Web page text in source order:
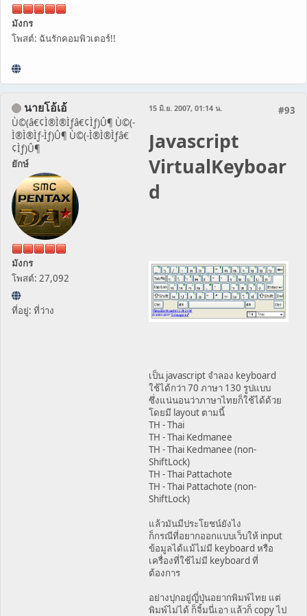
มังกร
โพสต์: ฉันรักคอมพิวเตอร์!!
นายโอ้เอ้
Ù©(â€¢Ì®Ì®Ìƒâ€¢Ìƒ)Û¶ Ù©(-
Ì®Ì®Ìƒ-Ìƒ)Û¶ Ù©(-Ì®Ì®Ìƒâ€
¢Ìƒ)Û¶
ยักษ์
มังกร
โพสต์: 27,092
ที่อยู่: ที่ว่าง
#93
15 มิ.ย. 2007, 01:14 น.
Javascript
VirtualKeyboar
d
เป็น javascript จำลอง keyboard
ใช้ได้กว่า 70 ภาษา 130 รูปแบบ
ซึ่งแน่นอนว่าภาษาไทยก็ใช้ได้ด้วย
โดยมี layout ตามนี้
TH - Thai
TH - Thai Kedmanee
TH - Thai Kedmanee (non-
ShiftLock)
TH - Thai Pattachote
TH - Thai Pattachote (non-
ShiftLock)
แล้วมันมีประโยชน์ยังไง
ก็กรณีที่อยากออกแบบเว็บให้ input
ข้อมูลได้แม้ไม่มี keyboard หรือ
เครื่องที่ใช้ไม่มี keyboard ที่
ต้องการ
อย่างปุกอยู่ญี่ปุ่นอยากพิมพ์ไทย แต่
พิมพ์ไม่ได้ ก็จิ้มนี่เอา แล้วก็ copy ไป